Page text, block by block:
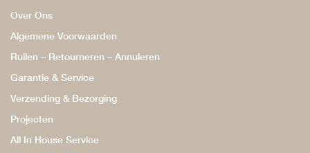
Over Ons
Algemene Voorwaarden
Ruilen – Retourneren – Annuleren
Garantie & Service
Verzending & Bezorging
Projecten
All In House Service